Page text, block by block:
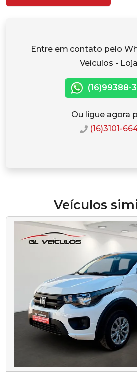
Entre em contato pelo
Veículos - Loja
(16)99388-
Ou ligue agora
(16)3101-
Veículos